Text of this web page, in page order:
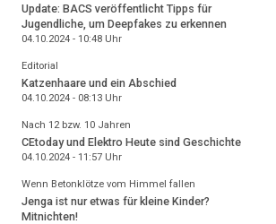
Update: BACS veröffentlicht Tipps für
Jugendliche, um Deepfakes zu erkennen
04.10.2024 - 10:48Uhr
Editorial
Katzenhaare und ein Abschied
04.10.2024 - 08:13Uhr
Nach 12 bzw. 10 Jahren
CEtoday und Elektro Heute sind Geschichte
04.10.2024 - 11:57Uhr
Wenn Betonklötze vom Himmel fallen
Jenga ist nur etwas für kleine Kinder?
Mitnichten!